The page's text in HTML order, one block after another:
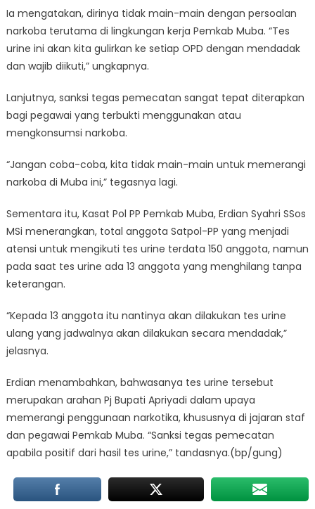
Ia mengatakan, dirinya tidak main-main dengan persoalan
narkoba terutama di lingkungan kerja Pemkab Muba. “Tes
urine ini akan kita gulirkan ke setiap OPD dengan mendadak
dan wajib diikuti,” ungkapnya.
Lanjutnya, sanksi tegas pemecatan sangat tepat diterapkan
bagi pegawai yang terbukti menggunakan atau
mengkonsumsi narkoba.
“Jangan coba-coba, kita tidak main-main untuk memerangi
narkoba di Muba ini,” tegasnya lagi.
Sementara itu, Kasat Pol PP Pemkab Muba, Erdian Syahri SSos
MSi menerangkan, total anggota Satpol-PP yang menjadi
atensi untuk mengikuti tes urine terdata 150 anggota, namun
pada saat tes urine ada 13 anggota yang menghilang tanpa
keterangan.
“Kepada 13 anggota itu nantinya akan dilakukan tes urine
ulang yang jadwalnya akan dilakukan secara mendadak,”
jelasnya.
Erdian menambahkan, bahwasanya tes urine tersebut
merupakan arahan Pj Bupati Apriyadi dalam upaya
memerangi penggunaan narkotika, khususnya di jajaran staf
dan pegawai Pemkab Muba. “Sanksi tegas pemecatan
apabila positif dari hasil tes urine,” tandasnya.(bp/gung)